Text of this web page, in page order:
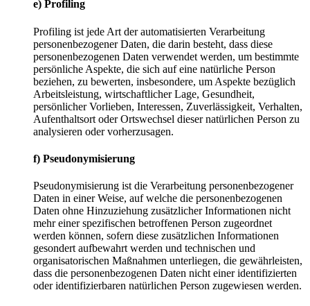
e) Profiling
Profiling ist jede Art der automatisierten Verarbeitung
personenbezogener Daten, die darin besteht, dass diese
personenbezogenen Daten verwendet werden, um bestimmte
persönliche Aspekte, die sich auf eine natürliche Person
beziehen, zu bewerten, insbesondere, um Aspekte bezüglich
Arbeitsleistung, wirtschaftlicher Lage, Gesundheit,
persönlicher Vorlieben, Interessen, Zuverlässigkeit, Verhalten,
Aufenthaltsort oder Ortswechsel dieser natürlichen Person zu
analysieren oder vorherzusagen.
f) Pseudonymisierung
Pseudonymisierung ist die Verarbeitung personenbezogener
Daten in einer Weise, auf welche die personenbezogenen
Daten ohne Hinzuziehung zusätzlicher Informationen nicht
mehr einer spezifischen betroffenen Person zugeordnet
werden können, sofern diese zusätzlichen Informationen
gesondert aufbewahrt werden und technischen und
organisatorischen Maßnahmen unterliegen, die gewährleisten,
dass die personenbezogenen Daten nicht einer identifizierten
oder identifizierbaren natürlichen Person zugewiesen werden.